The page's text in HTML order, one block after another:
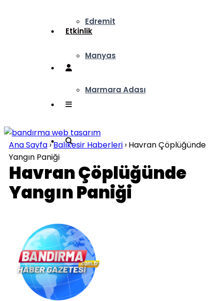
Edremit
Manyas
Marmara Adası
Etkinlik
Ana Sayfa ›Balıkesir Haberleri › Havran Çöplüğünde
Yangın Paniği
Havran Çöplüğünde
Yangın Paniği